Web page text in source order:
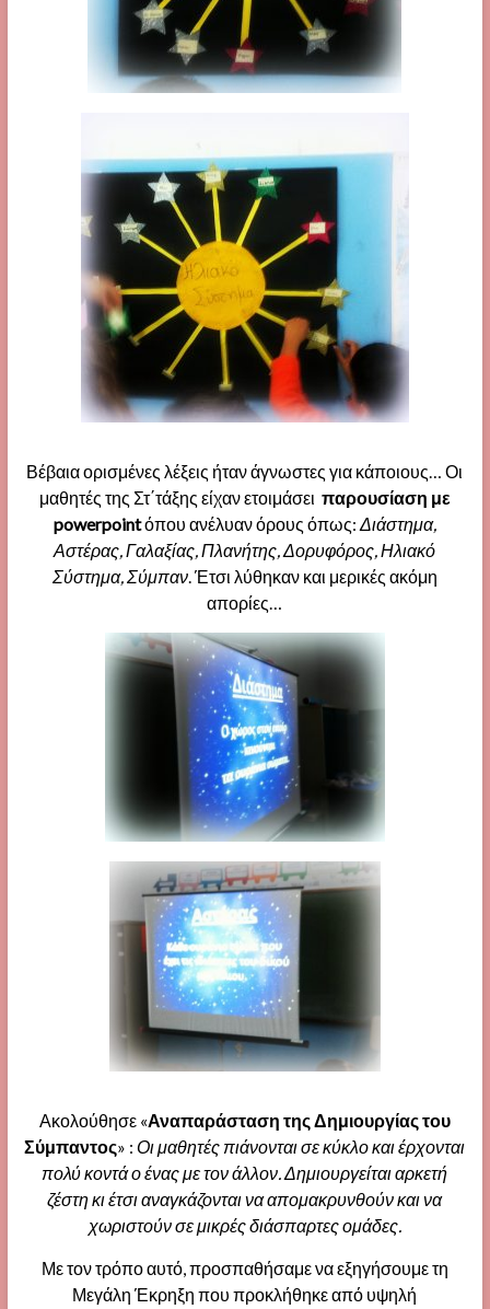
Βέβαια ορισμένες λέξεις ήταν άγνωστες για κάποιους… Οι
μαθητές της Στ΄τάξης είχαν ετοιμάσει παρουσίαση με
powerpointόπου ανέλυαν όρους όπως: Διάστημα,
Αστέρας, Γαλαξίας, Πλανήτης, Δορυφόρος, Ηλιακό
Σύστημα, Σύμπαν. Έτσι λύθηκαν και μερικές ακόμη
απορίες…
Ακολούθησε «Αναπαράσταση της Δημιουργίας του
Σύμπαντος» :Οι μαθητές πιάνονται σε κύκλο και έρχονται
πολύ κοντά ο ένας με τον άλλον. Δημιουργείται αρκετή
ζέστη κι έτσι αναγκάζονται να απομακρυνθούν και να
χωριστούν σε μικρές διάσπαρτες ομάδες.
Με τον τρόπο αυτό, προσπαθήσαμε να εξηγήσουμε τη
Μεγάλη Έκρηξη που προκλήθηκε από υψηλή